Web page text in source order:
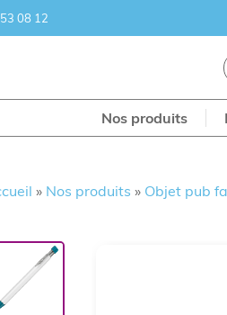
08 12
Nos produits
» Nos produits » Objet pub